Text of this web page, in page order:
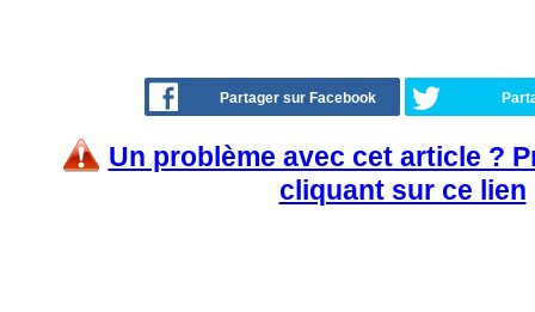
Partager sur Facebook
Un problème avec cet article ?
cliquant sur ce lien